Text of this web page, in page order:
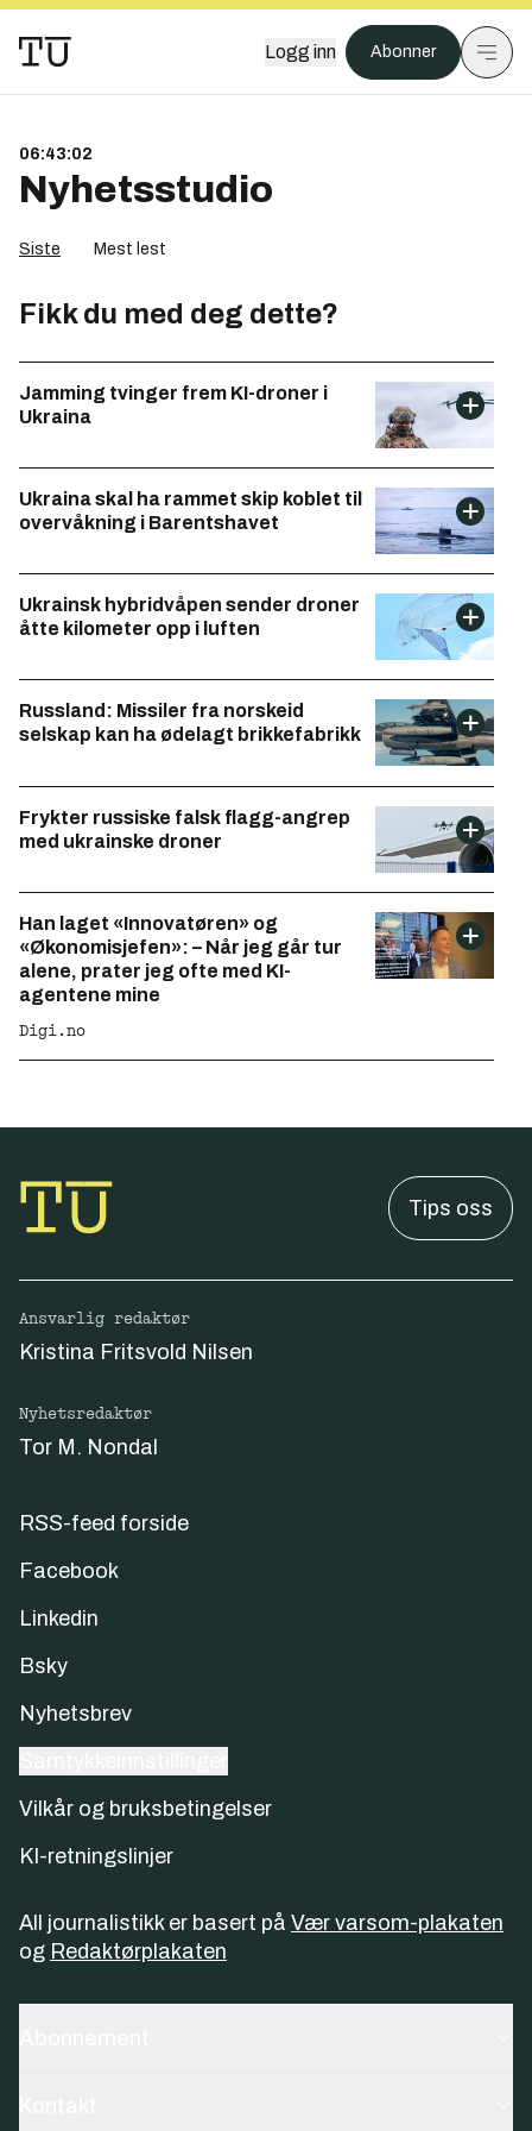
Logg inn Abonner
06:43:02
Nyhetsstudio
Siste Mest lest
Fikk du med deg dette?
Jamming tvinger frem KI-droner i
Ukraina
Ukraina skal ha rammet skip koblet til
overvåkning i Barentshavet
Ukrainsk hybridvåpen sender droner
åtte kilometer opp i luften
Russland: Missiler fra norskeid
selskap kan ha ødelagt brikkefabrikk
Frykter russiske falsk flagg-angrep
med ukrainske droner
Han laget «Innovatøren» og
«Økonomisjefen»: – Når jeg går tur
alene, prater jeg ofte med KI-
agentene mine
Digi.no
Tips oss
Ansvarlig redaktør
Kristina Fritsvold Nilsen
Nyhetsredaktør
Tor M. Nondal
RSS-feed forside
Facebook
Linkedin
Bsky
Nyhetsbrev
Vilkår og bruksbetingelser
KI-retningslinjer
All journalistikk er basert på Vær varsom-plakaten
og Redaktørplakaten